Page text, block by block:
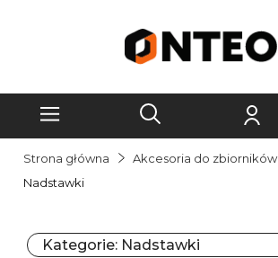
Strona główna
Akcesoria do
Nadstawki
Kategorie: Nadstawki